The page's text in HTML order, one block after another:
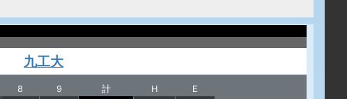
九工大
8 9 計 H E